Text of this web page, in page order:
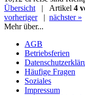
Übersicht | Artikel 4
vorheriger| nächster »
Mehr über...
AGB
Betriebsferien
Häufige Fragen
Soziales
Impressum